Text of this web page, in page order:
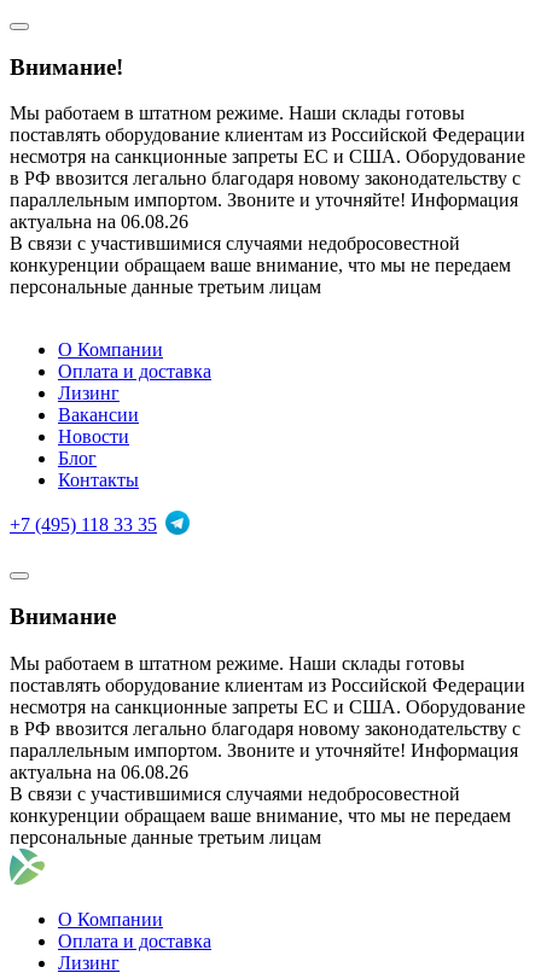
Внимание!
Мы работаем в штатном режиме. Наши склады готовы
поставлять оборудование клиентам из Российской Федерации
несмотря на санкционные запреты ЕС и США. Оборудование
в РФ ввозится легально благодаря новому законодательству с
параллельным импортом. Звоните и уточняйте! Информация
актуальна на 06.08.26
В связи с участившимися случаями недобросовестной
конкуренции обращаем ваше внимание, что мы не передаем
персональные данные третьим лицам
О Компании
Оплата и доставка
Лизинг
Вакансии
Новости
Блог
Контакты
+7 (495) 118 33 35
Внимание
Мы работаем в штатном режиме. Наши склады готовы
поставлять оборудование клиентам из Российской Федерации
несмотря на санкционные запреты ЕС и США. Оборудование
в РФ ввозится легально благодаря новому законодательству с
параллельным импортом. Звоните и уточняйте! Информация
актуальна на 06.08.26
В связи с участившимися случаями недобросовестной
конкуренции обращаем ваше внимание, что мы не передаем
персональные данные третьим лицам
О Компании
Оплата и доставка
Лизинг